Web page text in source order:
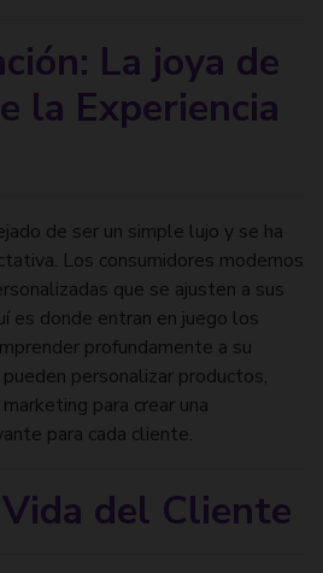
La joya de
la Experiencia
de ser un simple lujo y se ha
Los consumidores modernos
que se ajusten a sus
es donde entran en juego los
profundamente a su
personalizar productos,
para crear una
para cada cliente.
del Cliente